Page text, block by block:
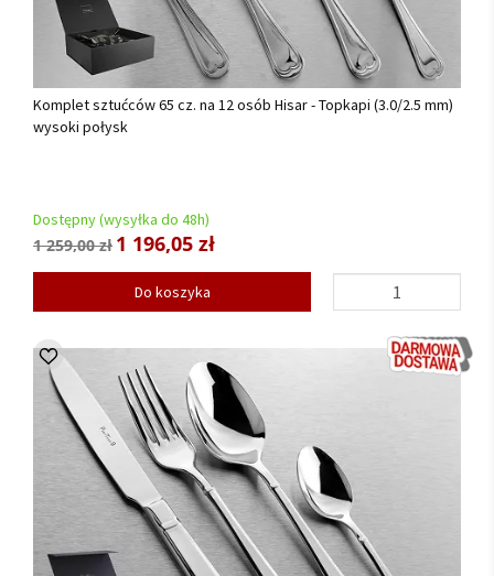
Komplet sztućców 65 cz. na 12 osób Hisar - Topkapi (3.0/2.5 mm)
wysoki połysk
Dostępny (wysyłka do 48h)
1 259,00 zł 1 196,05 zł
Do koszyka